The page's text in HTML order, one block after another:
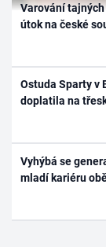
Varování
útok na české
Ostuda Sparty v
doplatila na
Vyhýbá se
mladí kariéru